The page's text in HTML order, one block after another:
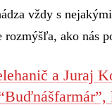
vždy s
rozmýšľa, ako nás